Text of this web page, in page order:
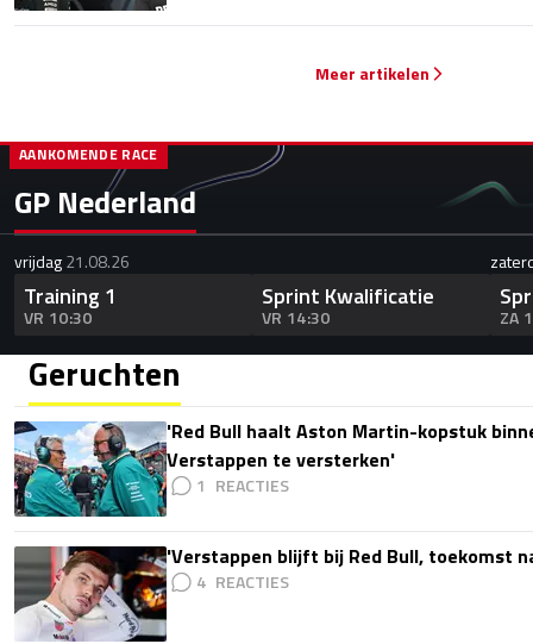
Meer artikelen
GP Nederland
AANKOMENDE RACE
vrijdag21.08.26
Training 1
VR 10:30
Sprint Kwalificatie
VR 14:30 ZA
Geruchten
'Red Bull haalt Aston Martin-kopstuk
Verstappen te versterken'
1
'Verstappen blijft bij Red Bull, toekomst
4